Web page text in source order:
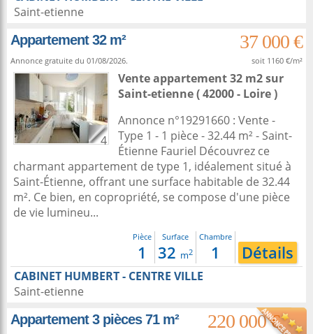
Saint-etienne
Appartement 32 m²
37 000 €
Annonce gratuite du 01/08/2026. soit 1160 €/m²
4
Vente appartement 32 m2sur
Saint-etienne( 42000 - Loire )
Annonce n°19291660 : Vente -
Type 1 - 1 pièce - 32.44 m² - Saint-
Étienne Fauriel Découvrez ce
charmant appartement de type 1, idéalement situé à
Saint-Étienne, offrant une surface habitable de 32.44
m². Ce bien, en copropriété, se compose d'une pièce
de vie lumineu...
Pièce
1
Surface
32 m2
Chambre
1 Détails
CABINET HUMBERT - CENTRE VILLE
Saint-etienne
Appartement 3 pièces 71 m²
220 000 €